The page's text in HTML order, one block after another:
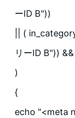
ーID B"))
|| (
リーID B"))
)
{
echo "<meta